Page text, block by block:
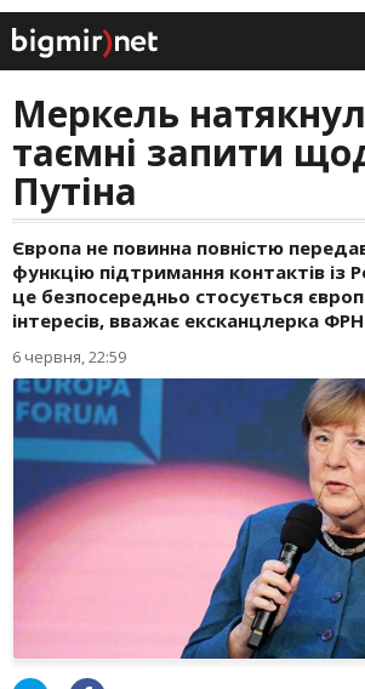
Меркель
таємні запити
Путіна
Європа не повинна повністю
функцію підтримання контактів із
це безпосередньо стосується
інтересів, вважає ексканцлерка
6 червня, 22:59